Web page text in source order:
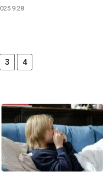
9:28
3 4